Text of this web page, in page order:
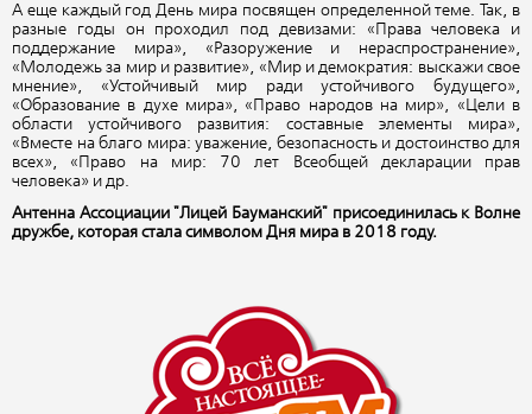
А еще каждый год День мира посвящен определенной теме. Так, в
разные годы он проходил под девизами: «Права человека и
поддержание мира», «Разоружение и нераспространение»,
«Молодежь за мир и развитие», «Мир и демократия: выскажи свое
мнение», «Устойчивый мир ради устойчивого будущего»,
«Образование в духе мира», «Право народов на мир», «Цели в
области устойчивого развития: составные элементы мира»,
«Вместе на благо мира: уважение, безопасность и достоинство для
всех», «Право на мир: 70 лет Всеобщей декларации прав
человека» и др.
Антенна Ассоциации "Лицей Бауманский" присоединилась к Волне
дружбе, которая стала символом Дня мира в 2018 году.